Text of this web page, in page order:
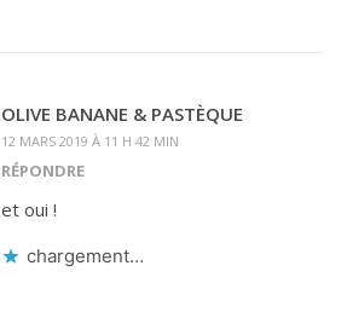
OLIVE BANANE & PASTÈQUE
12 MARS 2019 À 11 H 42 MIN
RÉPONDRE
et oui !
chargement…